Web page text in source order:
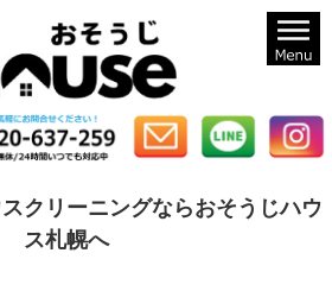
クリーニングならおそうじハウ
ス札幌へ